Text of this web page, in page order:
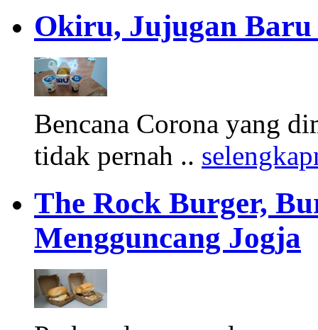
Okiru, Jujugan Baru
Bencana Corona yang
tidak pernah ..
The Rock Burger,
Mengguncang Jogja